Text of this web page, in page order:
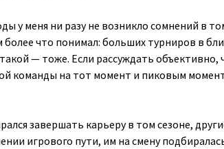
у меня ни разу не возникло сомнений в
что понимал: больших турниров в
— тоже. Если рассуждать
команды на тот момент и пиковым
завершать карьеру в том сезоне,
игрового пути, им на смену